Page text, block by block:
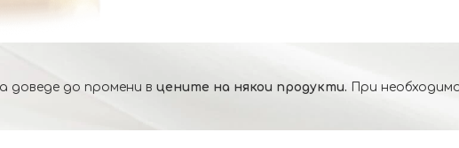
доведе до промени в цените на някои продукти. При